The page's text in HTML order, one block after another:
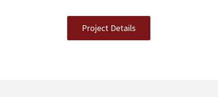
Project Details